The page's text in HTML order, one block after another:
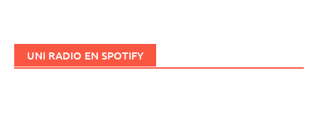
UNI RADIO EN SPOTIFY